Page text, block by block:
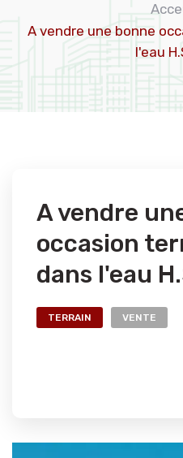
A vendre une bonne
l'eau
A vendre
occasion
dans l'eau
TERRAIN VENTE